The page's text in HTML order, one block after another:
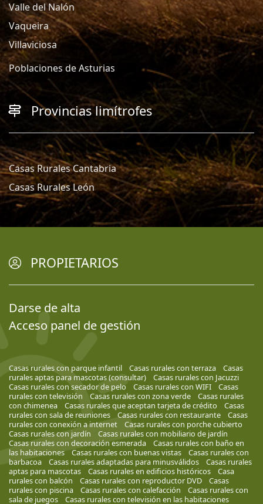
Valle del Nalón
Vaqueira
Villaviciosa
Poblaciones de Asturias
Provincias limítrofes
Casas Rurales Cantabria
Casas Rurales León
PROPIETARIOS
Darse de alta
Acceso panel de gestión
Casas rurales con parque infantil Casas rurales con terraza
Casas
rurales aptas para mascotas (consultar)
Casas rurales con Jacuzzi
Casas rurales con secador de pelo
Casas rurales con WIFI
Casas
rurales con televisión
Casas rurales con zona verde
Casas rurales
con chimenea
Casas rurales que aceptan tarjeta de crédito
Casas
rurales con sala de reuniones
Casas rurales con restaurante
Casas
rurales con conexión a internet
Casas rurales con porche cubierto
Casas rurales con jardín
Casas rurales con mobiliario de jardín
Casas rurales con decoración esmerada
Casas rurales con baño en
las habitaciones
Casas rurales con buenas vistas
Casas rurales con
barbacoa
Casas rurales adaptadas para minusválidos
Casas rurales
aptas para mascotas
Casas rurales en edificios históricos
Casa
rurales con balcón
Casas rurales con reproductor DVD
Casas
rurales con piscina
Casas rurales con calefacción
Casas rurales con
sala de juegos
Casas rurales con televisión en las habitaciones